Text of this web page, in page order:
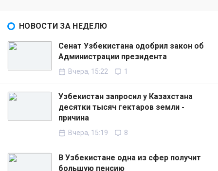
НОВОСТИ ЗА НЕДЕЛЮ
Сенат Узбекистана одобрил закон об
Администрации президента
Вчера, 15:22 1
Узбекистан запросил у Казахстана
десятки тысяч гектаров земли -
причина
Вчера, 15:19 8
В Узбекистане одна из сфер получит
большую пенсию